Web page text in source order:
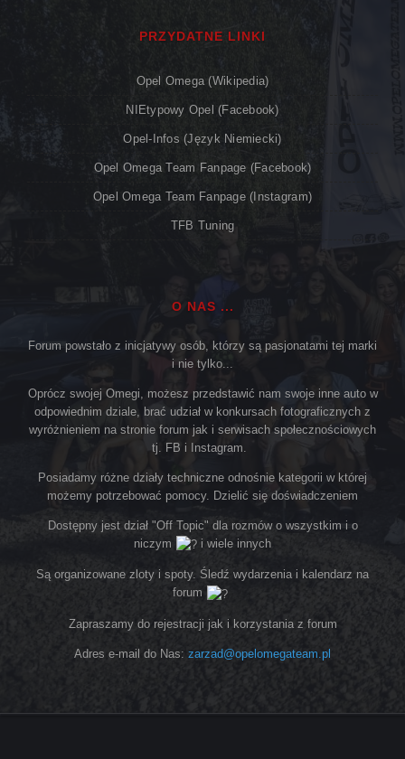
PRZYDATNE LINKI
Opel Omega (Wikipedia)
NIEtypowy Opel (Facebook)
Opel-Infos (język Niemiecki)
Opel Omega Team Fanpage (Facebook)
Opel Omega Team Fanpage (Instagram)
TFB Tuning
O NAS ...
Forum powstało z inicjatywy osób, którzy są pasjonatami tej marki
i nie tylko...
Oprócz swojej Omegi, możesz przedstawić nam swoje inne auto w
odpowiednim dziale, brać udział w konkursach fotograficznych z
wyróżnieniem na stronie forum jak i serwisach społecznościowych
tj. FB i Instagram.
Posiadamy różne działy techniczne odnośnie kategorii w której
możemy potrzebować pomocy. Dzielić się doświadczeniem
Dostępny jest dział "Off Topic" dla rozmów o wszystkim i o
niczym
i wiele innych
Są organizowane zloty i spoty. Śledź wydarzenia i kalendarz na
forum
Zapraszamy do rejestracji jak i korzystania z forum
Adres e-mail do Nas: zarzad@opelomegateam.pl